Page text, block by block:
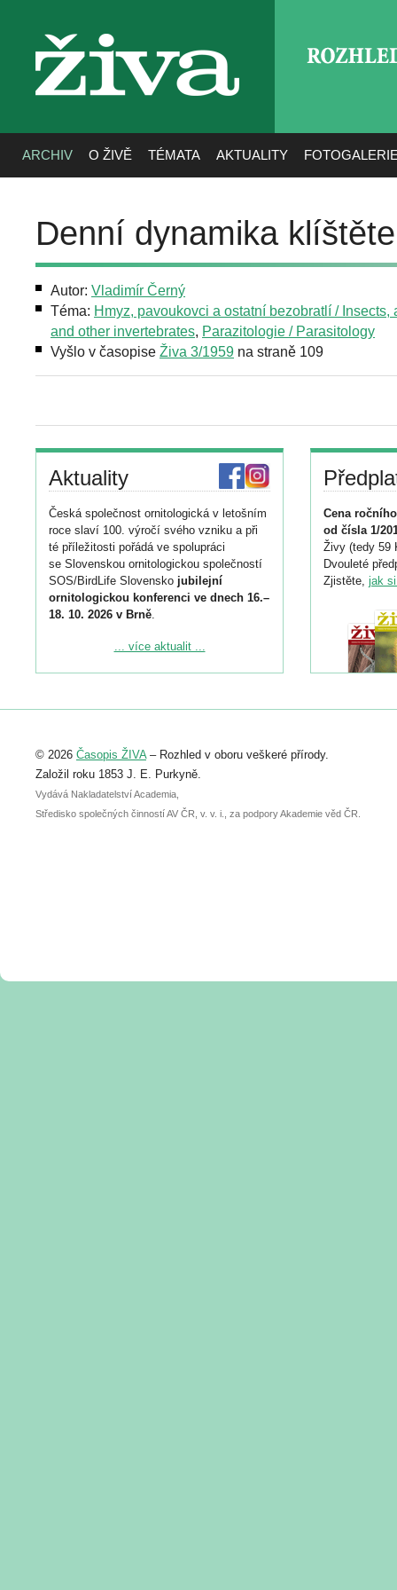
živa
ARCHIV O ŽIVĚ TÉMATA AKTUALITY
Denní dynamika
Autor: Vladimír Černý
Téma: Hmyz, pavoukovci a ostatní bezobratlí / Insects,
and other invertebrates, Parazitologie / Parasitology
Vyšlo v časopise Živa 3/1959 na straně 109
Aktuality
Česká společnost ornitologická v letošním
roce slaví 100. výročí svého vzniku a při
té příležitosti pořádá ve spolupráci
se Slovenskou ornitologickou společností
SOS/BirdLife Slovensko jubilejní
ornitologickou konferenci ve dnech 16.–
18. 10. 2026 v Brně.
Podrobnější informace ke konferenci
Registrovat se můžete do 6. září.
abstraktu přihlášené přednášky nebo
posteru je už 30. června.
... více aktualit ...
Cena
od čísla 1/
Živy (tedy 59
Dvouleté
Zjistěte, jak
© 2026 Časopis ŽIVA– Rozhled v oboru veškeré přírody.
Založil roku 1853 J. E. Purkyně.
Vydává Nakladatelství Academia,
Středisko společných činností AV ČR, v. v. i., za podpory Akademie věd ČR.